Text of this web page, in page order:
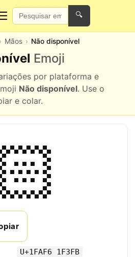
🔍
Mãos Não disponível
Emoji
por plataforma e
Não disponível. Use o
e colar.
U+1FAF6 1F3FB